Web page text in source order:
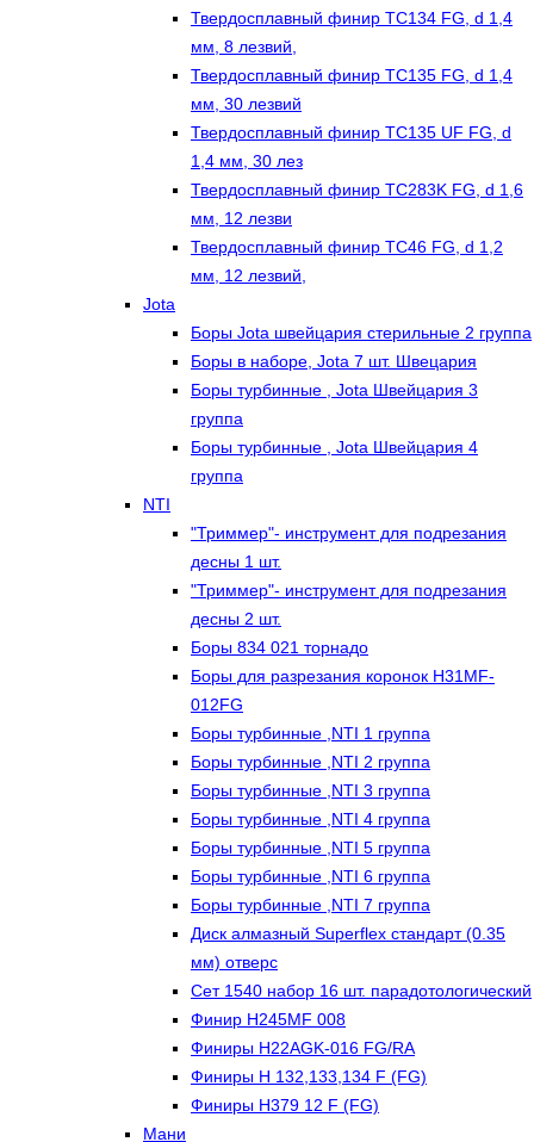
Твердосплавный финир TC134 FG, d 1,4
мм, 8 лезвий,
Твердосплавный финир TC135 FG, d 1,4
мм, 30 лезвий
Твердосплавный финир TC135 UF FG, d
1,4 мм, 30 лез
Твердосплавный финир TC283K FG, d 1,6
мм, 12 лезви
Твердосплавный финир TC46 FG, d 1,2
мм, 12 лезвий,
Jota
Боры Jota швейцария стерильные 2 группа
Боры в наборе, Jota 7 шт. Швецария
Боры турбинные , Jota Швейцария 3
группа
Боры турбинные , Jota Швейцария 4
группа
NTI
"Триммер"- инструмент для подрезания
десны 1 шт.
"Триммер"- инструмент для подрезания
десны 2 шт.
Боры 834 021 торнадо
Боры для разрезания коронок H31MF-
012FG
Боры турбинные ,NTI 1 группа
Боры турбинные ,NTI 2 группа
Боры турбинные ,NTI 3 группа
Боры турбинные ,NTI 4 группа
Боры турбинные ,NTI 5 группа
Боры турбинные ,NTI 6 группа
Боры турбинные ,NTI 7 группа
Диск алмазный Superflex стандарт (0.35
мм) отверс
Сет 1540 набор 16 шт. парадотологический
Финир H245MF 008
Финиры H22AGK-016 FG/RA
Финиры Н 132,133,134 F (FG)
Финиры Н379 12 F (FG)
Мани